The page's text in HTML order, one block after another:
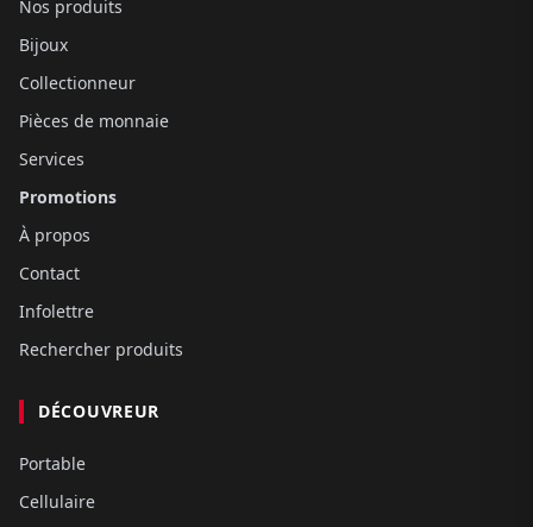
Nos produits
Bijoux
Collectionneur
Pièces de monnaie
Services
Promotions
À propos
Contact
Infolettre
Rechercher produits
DÉCOUVREUR
Portable
Cellulaire